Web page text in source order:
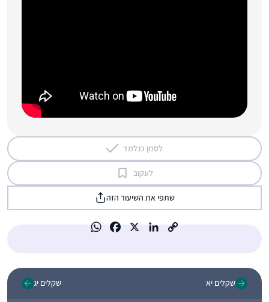
לסמן כנלמד
לעקוב
שתפי את השיעור הזה
שקלים יא שקלים יג